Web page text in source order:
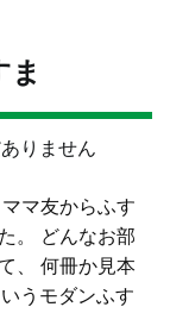
りません
マ友からふす
。 どんなお部
、 何冊か見本
うモダンふす